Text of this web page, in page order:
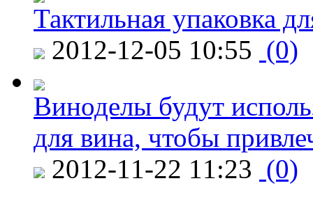
Тактильная упаковка
2012-12-05 10:55 (0)
Виноделы будут
для вина, чтобы
2012-11-22 11:23 (0)